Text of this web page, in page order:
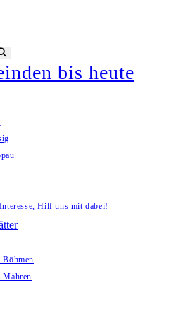
starten
bis heute
Interesse, Hilf uns mit dabei!
Böhmen
Mähren